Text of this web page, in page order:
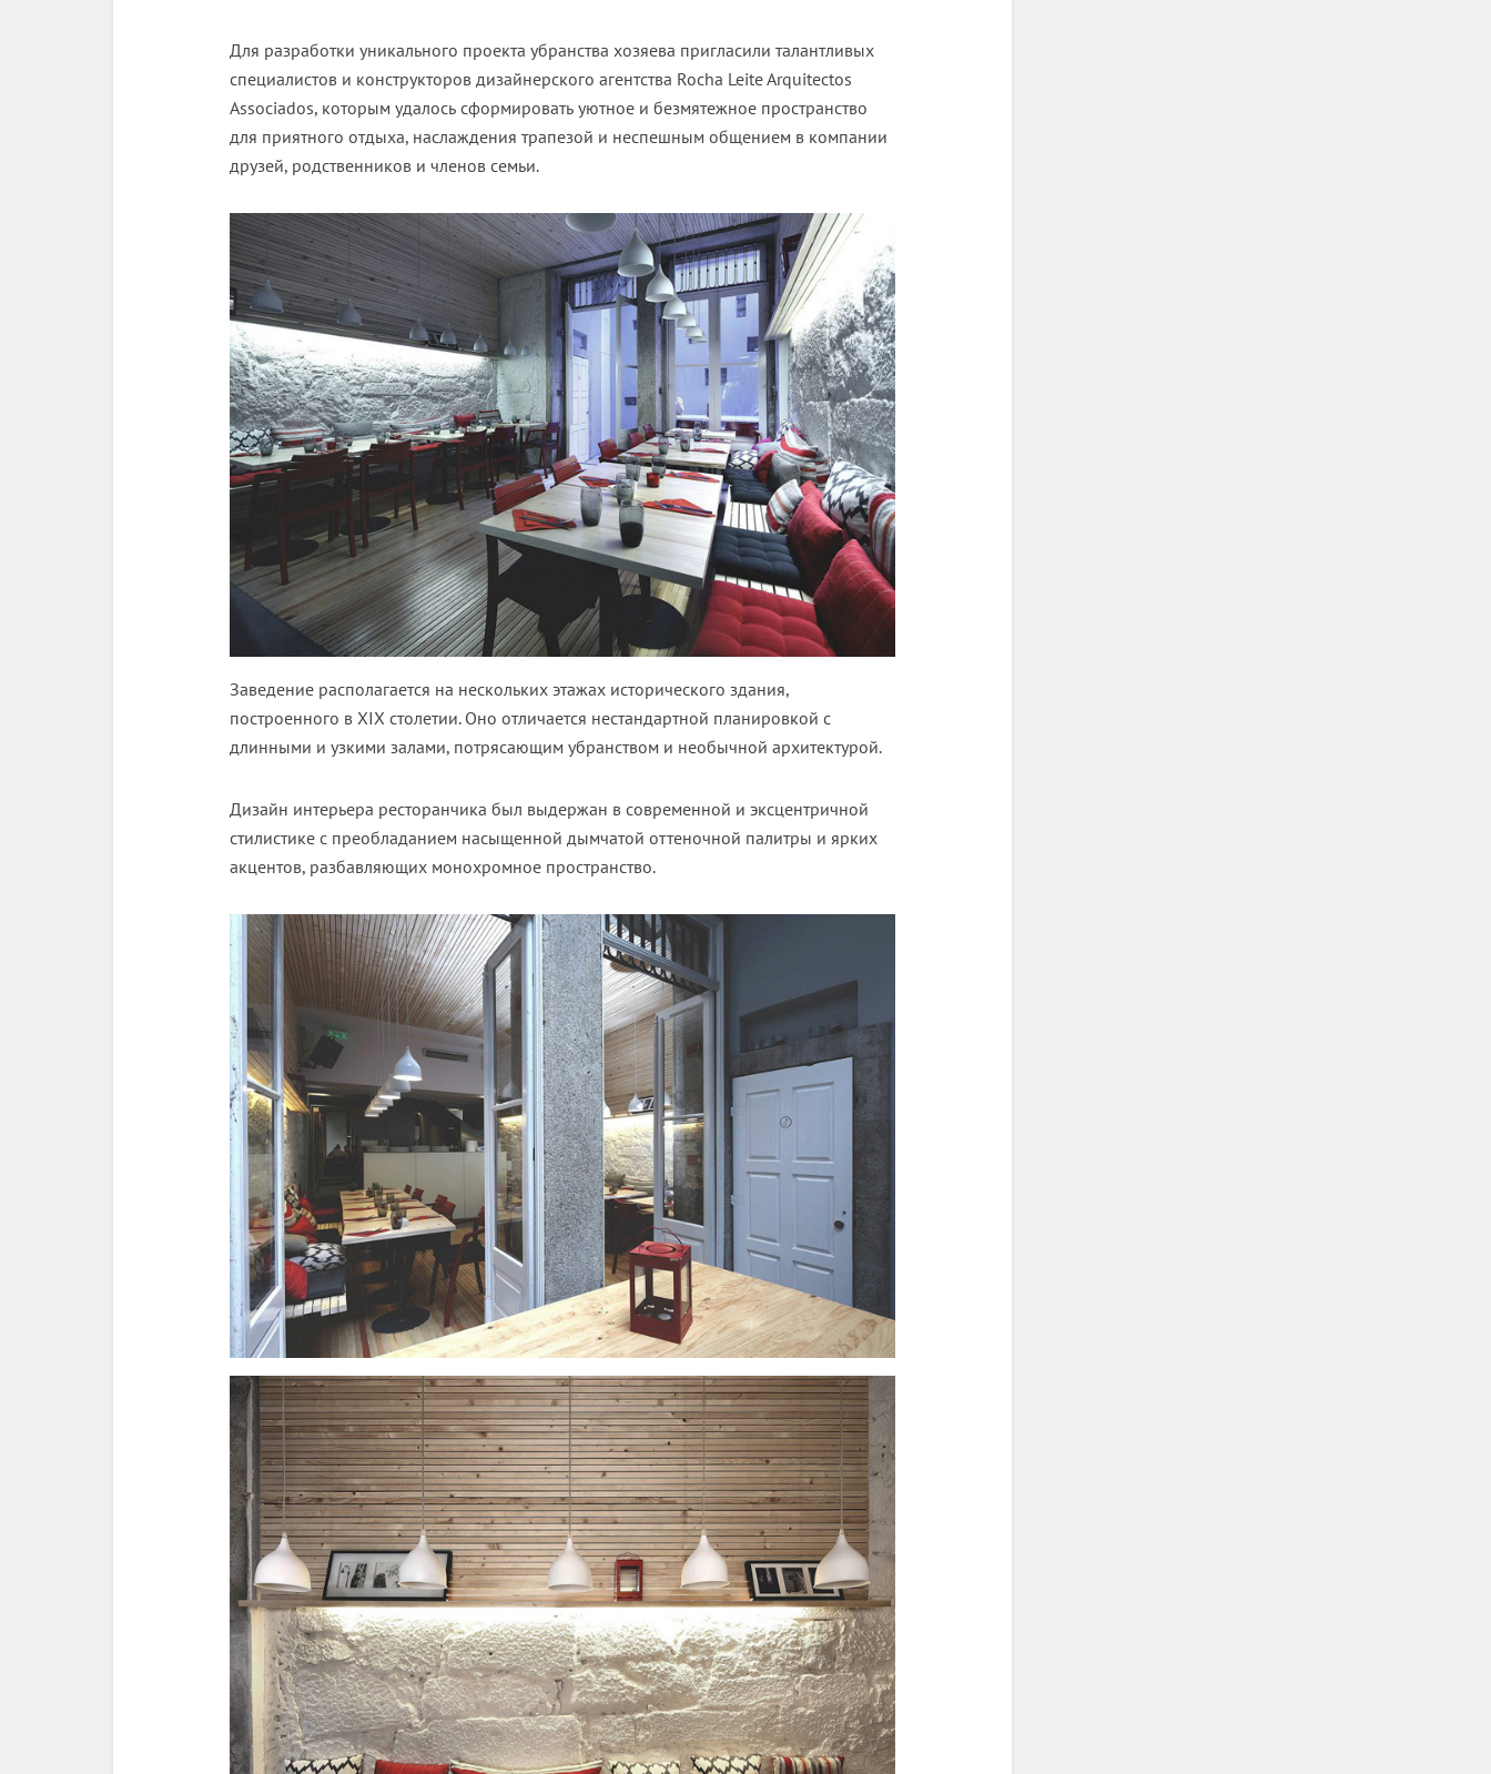
Для разработки уникального проекта убранства хозяева пригласили талантливых
специалистов и конструкторов дизайнерского агентства Rocha Leite Arquitectos
Associados, которым удалось сформировать уютное и безмятежное пространство
для приятного отдыха, наслаждения трапезой и неспешным общением в компании
друзей, родственников и членов семьи.
Заведение располагается на нескольких этажах исторического здания,
построенного в XIX столетии. Оно отличается нестандартной планировкой с
длинными и узкими залами, потрясающим убранством и необычной архитектурой.
Дизайн интерьера ресторанчика был выдержан в современной и эксцентричной
стилистике с преобладанием насыщенной дымчатой оттеночной палитры и ярких
акцентов, разбавляющих монохромное пространство.